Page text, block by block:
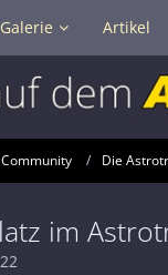
Galerie Artikel
Die
im